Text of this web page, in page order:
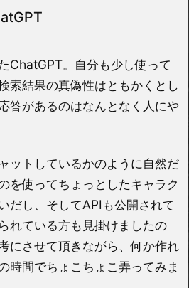
ChatGPT。自分も少し使って
索結果の真偽性はともかくとし
答があるのはなんとなく人にや
ットしているかのように自然だ
を使ってちょっとしたキャラク
だし、そしてAPIも公開されて
れている方も見掛けましたの
にさせて頂きながら、何か作れ
時間でちょこちょこ弄ってみま